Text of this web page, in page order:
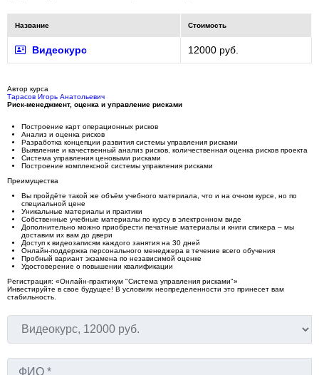
Название Стоимость
Видеокурс 12000 руб.
Автор курса
Тарасов Игорь Анатольевич
Риск-менеджмент, оценка и управление рисками
Построение карт операционных рисков
Анализ и оценка рисков
Разработка концепции развития системы управления рисками
Выявление и качественный анализ рисков, количественная оценка рисков проекта
Система управления ценовыми рисками
Построение комплексной системы управления рисками
Преимущества
Вы пройдёте такой же объём учебного материала, что и на очном курсе, но по
специальной цене
Уникальные материалы и практики
Собственные учебные материалы по курсу в электронном виде
Дополнительно можно приобрести печатные материалы и книги спикера – мы
доставим их вам до двери
Доступ к видеозаписям каждого занятия на 30 дней
Онлайн-поддержка персонального менеджера в течение всего обучения
Пробный вариант экзамена по независимой оценке
Удостоверение о повышении квалификации
Регистрация: «Онлайн-практикум "Система управления рисками"»
Инвестируйте в свое будущее! В условиях неопределенности это принесет вам
стабильность.